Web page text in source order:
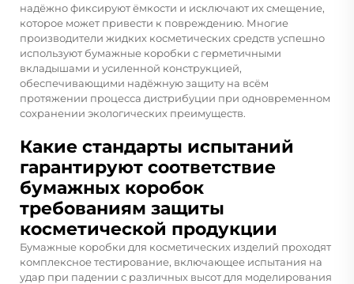
надёжно фиксируют ёмкости и исключают их смещение,
которое может привести к повреждению. Многие
производители жидких косметических средств успешно
используют бумажные коробки с герметичными
вкладышами и усиленной конструкцией,
обеспечивающими надёжную защиту на всём
протяжении процесса дистрибуции при одновременном
сохранении экологических преимуществ.
Какие стандарты испытаний
гарантируют соответствие
бумажных коробок
требованиям защиты
косметической продукции
Бумажные коробки для косметических изделий проходят
комплексное тестирование, включающее испытания на
удар при падении с различных высот для моделирования